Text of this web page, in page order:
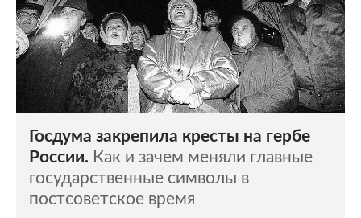
Госдума закрепила кресты на гербе
России. Как и зачем меняли главные
государственные символы в
постсоветское время